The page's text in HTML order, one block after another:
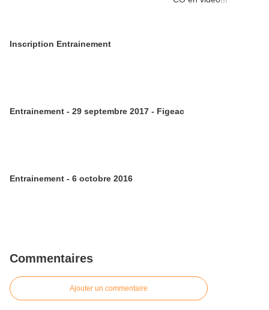
Inscription Entrainement
Entrainement - 29 septembre 2017 - Figeac
Entrainement - 6 octobre 2016
Commentaires
Ajouter un commentaire